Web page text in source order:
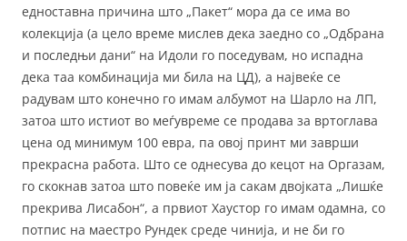
едноставна причина што „Пакет“ мора да се има во
колекција (а цело време мислев дека заедно со „Одбрана
и последњи дани“ на Идоли го поседувам, но испадна
дека таа комбинација ми била на ЦД), а највеќе се
радувам што конечно го имам албумот на Шарло на ЛП,
затоа што истиот во меѓувреме се продава за вртоглава
цена од минимум 100 евра, па овој принт ми заврши
прекрасна работа. Што се однесува до кецот на Оргазам,
го скокнав затоа што повеќе им ја сакам двојката „Лишќе
прекрива Лисабон“, а првиот Хаустор го имам одамна, со
потпис на маестро Рундек среде чинија, и не би го